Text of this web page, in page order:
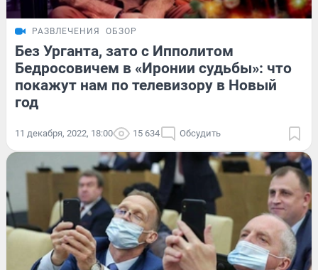
РАЗВЛЕЧЕНИЯ ОБЗОР
Без Урганта, зато с Ипполитом
Бедросовичем в «Иронии судьбы»: что
покажут нам по телевизору в Новый
год
11 декабря, 2022, 18:00 15 634 Обсудить